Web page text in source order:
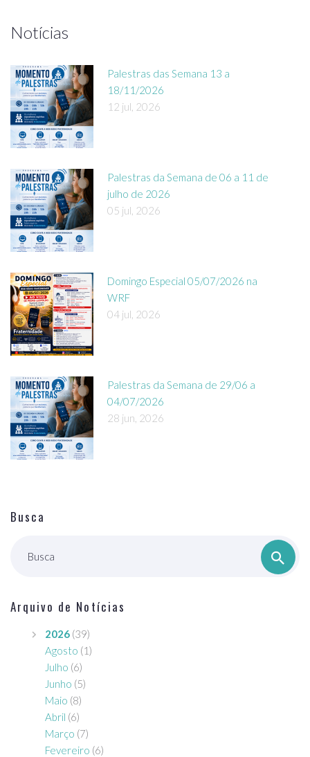
Notícias
Palestras das Semana 13 a
18/11/2026
12 jul, 2026
Palestras da Semana de 06 a 11 de
julho de 2026
05 jul, 2026
Domingo Especial 05/07/2026 na
WRF
04 jul, 2026
Palestras da Semana de 29/06 a
04/07/2026
28 jun, 2026
Busca
Busca
Arquivo de Notícias
2026 (39)
Agosto (1)
Julho (6)
Junho (5)
Maio (8)
Abril (6)
Março (7)
Fevereiro (6)